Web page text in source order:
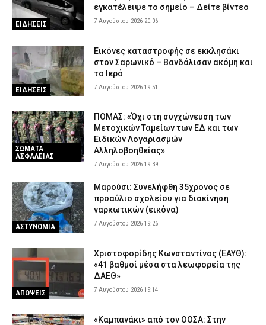
ΑΣΤΥΝΟΜΙΑ 7 Αυγούστου 2026 13:50
Μύκονος: Συνελήφθη 56χρονος στο αεροδρόμιο με 2.280
ΑΣΤΥΝΟΜΙΑ 7 Αυγούστου 2026 13:38
ΕΙΔΗΣΕΙΣ
εγκατέλειψε το σημείο – Δείτε βίντεο
7 Αυγούστου 2026 20:06
ΕΙΔΗΣΕΙΣ
Εικόνες καταστροφής σε εκκλησάκι
στον Σαρωνικό – Βανδάλισαν ακόμη και
το Ιερό
7 Αυγούστου 2026 19:51
ΣΩΜΑΤΑ
ΑΣΦΑΛΕΙΑΣ
ΠΟΜΑΣ: «Όχι στη συγχώνευση των
Μετοχικών Ταμείων των ΕΔ και των
Ειδικών Λογαριασμών
Αλληλοβοηθείας»
7 Αυγούστου 2026 19:39
ΑΣΤΥΝΟΜΙΑ
Μαρούσι: Συνελήφθη 35χρονος σε
προαύλιο σχολείου για διακίνηση
ναρκωτικών (εικόνα)
7 Αυγούστου 2026 19:26
ΑΠΟΨΕΙΣ
Χριστοφορίδης Κωνσταντίνος (ΕΑΥΘ):
«41 βαθμοί μέσα στα λεωφορεία της
ΔΑΕΘ»
7 Αυγούστου 2026 19:14
«Καμπανάκι» από τον ΟΟΣΑ: Στην